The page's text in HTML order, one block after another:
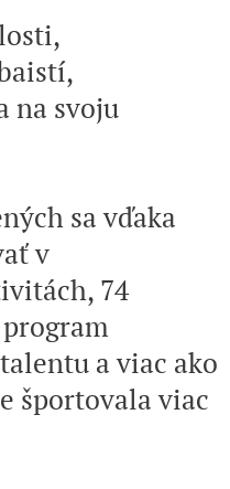
na svoju
sa vďaka
v
74
a viac ako
športovala viac